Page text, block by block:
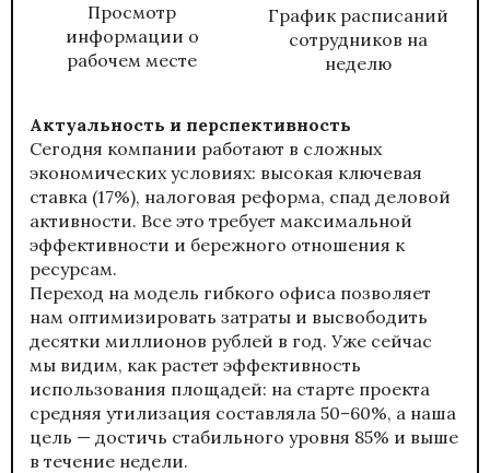
Просмотр
информации о
рабочем месте
График расписаний
сотрудников на
неделю
Актуальность и перспективность
Сегодня компании работают в сложных
экономических условиях: высокая ключевая
ставка (17%), налоговая реформа, спад деловой
активности. Все это требует максимальной
эффективности и бережного отношения к
ресурсам.
Переход на модель гибкого офиса позволяет
нам оптимизировать затраты и высвободить
десятки миллионов рублей в год. Уже сейчас
мы видим, как растет эффективность
использования площадей: на старте проекта
средняя утилизация составляла 50–60%, а наша
цель — достичь стабильного уровня 85% и выше
в течение недели.